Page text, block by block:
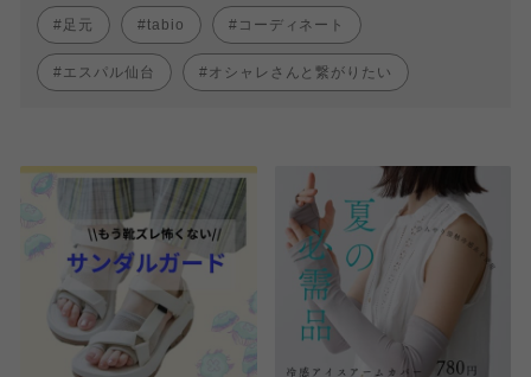
足元 tabio コーディネート
エスパル仙台 オシャレさんと繋がりたい